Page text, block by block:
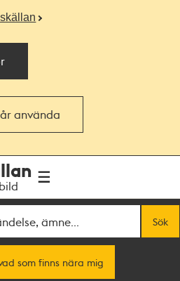
använda
Sök
som finns nära mig